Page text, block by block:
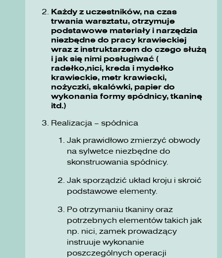
Każdy z uczestników, na czas
trwania warsztatu, otrzymuje
podstawowe materiały i narzędzia
niezbędne do pracy krawieckiej
wraz z instruktarzem do czego służą
i jak się nimi posługiwać (
radełko,nici, kreda i mydełko
krawieckie, metr krawiecki,
nożyczki, skalówki, papier do
wykonania formy spódnicy, tkaninę
itd.)
Realizacja – spódnica
Jak prawidłowo zmierzyć obwody
na sylwetce niezbędne do
skonstruowania spódnicy.
Jak sporządzić układ kroju i skroić
podstawowe elementy.
Po otrzymaniu tkaniny oraz
potrzebnych elementów takich jak
np. nici, zamek prowadzący
instruuje wykonanie
poszczególnych operacji